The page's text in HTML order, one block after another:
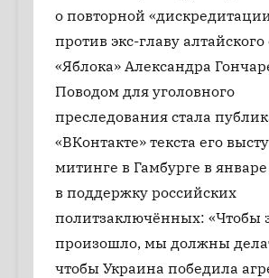
о повторной
против экс-главу
«Яблока» Александра
Поводом для уголовного
преследования стала
«ВКонтакте» текста его
митинге в Гамбурге в
в поддержку российских
политзаключённых: «Чтобы
произошло, мы должны
чтобы Украина победила